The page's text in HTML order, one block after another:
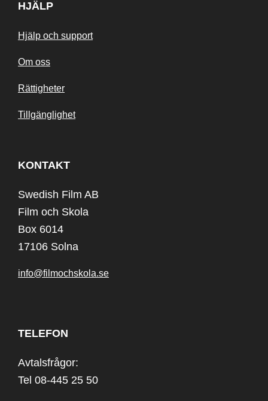
HJÄLP
Hjälp och support
Om oss
Rättigheter
Tillgänglighet
KONTAKT
Swedish Film AB
Film och Skola
Box 6014
17106 Solna
info@filmochskola.se
TELEFON
Avtalsfrågor:
Tel 08-445 25 50